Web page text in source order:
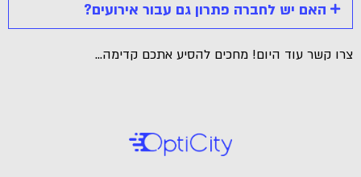
האם יש לחברה פתרון גם עבור אירועים?
צרו קשר עוד היום! מחכים להסיע אתכם קדימה…